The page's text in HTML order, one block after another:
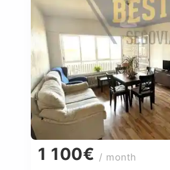
1 100€ / month